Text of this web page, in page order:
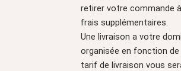
retirer votre commande
frais supplémentaires.
Une livraison a votre
organisée en fonction
tarif de livraison vous